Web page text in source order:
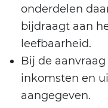
onderdelen
bijdraagt aan
leefbaarheid.
Bij de
inkomsten en
aangegeven.